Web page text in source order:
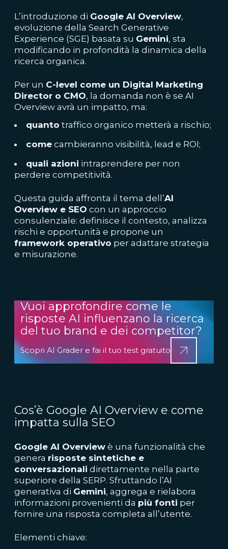
L’introduzione di Google AI Overview,
evoluzione della Search Generative
Experience (SGE) basata su Gemini, sta
modificando in profondità la dinamica della
ricerca organica.
Per un C-level come un Digital Marketing
Director o CMO, la domanda non è se AI
Overview avrà un impatto, ma:
quanto traffico organico metterà a rischio;
come cambieranno visibilità, lead e ROI;
quali azioni intraprendere per non
perdere competitività.
Questa guida affronta il tema dell’AI
Overview e SEO con un approccio
consulenziale: definisce il contesto, analizza
rischi e opportunità e propone un
framework operativo per adattare strategia
e misurazione.
Vuoi approfondire come le
risposte AI influenzano la ricerca
del tuo brand e dei competitor?
Scopri AI Grader e fai il tuo test gratuito
Cos’è Google AI Overview e come
impatta sulla SEO
Google AI Overview è una funzionalità che
genera risposte sintetiche e
conversazionali direttamente nella parte
superiore della SERP. Sfruttando l’AI
generativa di Gemini, aggrega e rielabora
informazioni provenienti da più fonti per
fornire una risposta completa all’utente.
Elementi chiave: